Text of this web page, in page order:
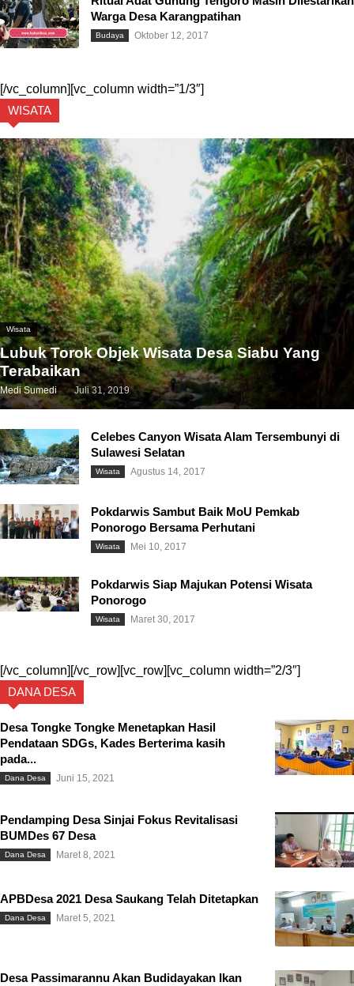
Warga Desa Karangpatihan
Budaya Oktober 12, 2017
[/vc_column][vc_column width=”1/3″]
WISATA
Wisata
Lubuk Torok Objek Wisata Desa Siabu Yang
Terabaikan
Medi Sumedi Juli 31, 2019
Celebes Canyon Wisata Alam Tersembunyi di
Sulawesi Selatan
Wisata Agustus 14, 2017
Pokdarwis Sambut Baik MoU Pemkab
Ponorogo Bersama Perhutani
Wisata Mei 10, 2017
Pokdarwis Siap Majukan Potensi Wisata
Ponorogo
Wisata Maret 30, 2017
[/vc_column][/vc_row][vc_row][vc_column width=”2/3″]
DANA DESA
Desa Tongke Tongke Menetapkan Hasil
Pendataan SDGs, Kades Berterima kasih
pada...
Dana Desa Juni 15, 2021
Pendamping Desa Sinjai Fokus Revitalisasi
BUMDes 67 Desa
Dana Desa Maret 8, 2021
APBDesa 2021 Desa Saukang Telah Ditetapkan
Dana Desa Maret 5, 2021
Desa Passimarannu Akan Budidayakan Ikan